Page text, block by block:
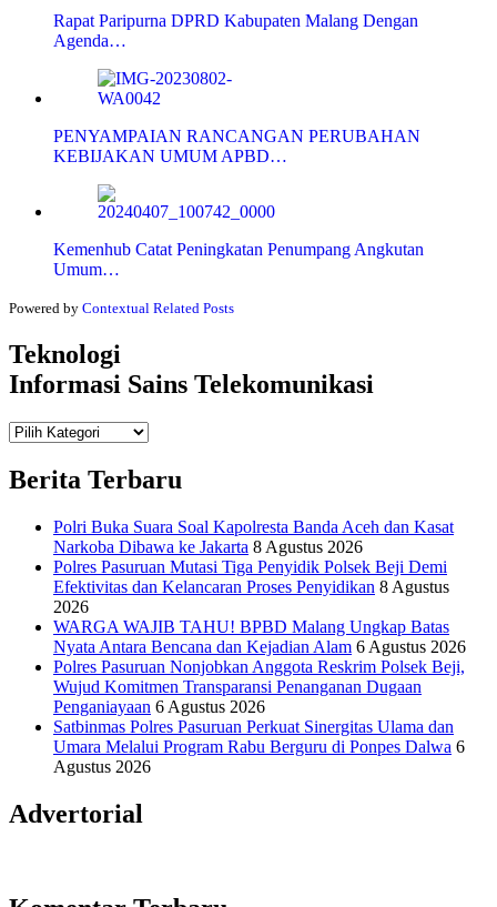
Rapat Paripurna DPRD Kabupaten Malang Dengan
Agenda…
PENYAMPAIAN RANCANGAN PERUBAHAN
KEBIJAKAN UMUM APBD…
Kemenhub Catat Peningkatan Penumpang Angkutan
Umum…
Powered by Contextual Related Posts
Teknologi
Informasi Sains Telekomunikasi
Teknologi
Berita Terbaru
Polri Buka Suara Soal Kapolresta Banda Aceh dan Kasat
Narkoba Dibawa ke Jakarta 8 Agustus 2026
Polres Pasuruan Mutasi Tiga Penyidik Polsek Beji Demi
Efektivitas dan Kelancaran Proses Penyidikan 8 Agustus
2026
WARGA WAJIB TAHU! BPBD Malang Ungkap Batas
Nyata Antara Bencana dan Kejadian Alam 6 Agustus 2026
Polres Pasuruan Nonjobkan Anggota Reskrim Polsek Beji,
Wujud Komitmen Transparansi Penanganan Dugaan
Penganiayaan 6 Agustus 2026
Satbinmas Polres Pasuruan Perkuat Sinergitas Ulama dan
Umara Melalui Program Rabu Berguru di Ponpes Dalwa 6
Agustus 2026
Advertorial